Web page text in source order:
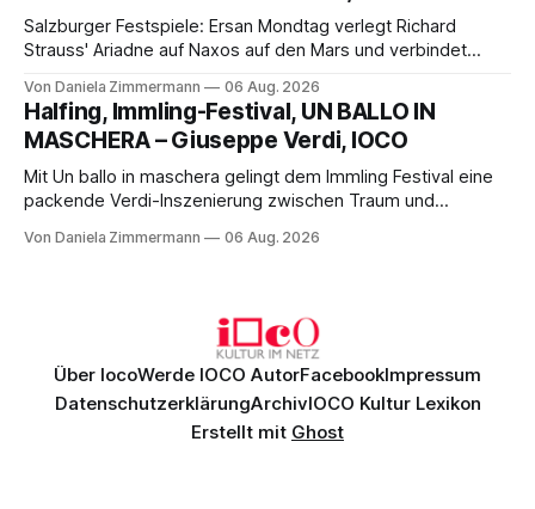
Salzburger Festspiele: Ersan Mondtag verlegt Richard
Strauss' Ariadne auf Naxos auf den Mars und verbindet
Aufführung mit starken Solisten und den Wiener
Philharmonikern, szenisch bleibt der zweite Akt jedoch
hinter den Erwartungen zurück.
Von Daniela Zimmermann 06 Aug. 2026
Halfing, Immling-Festival, UN BALLO IN
MASCHERA – Giuseppe Verdi, IOCO
Mit Un ballo in maschera gelingt dem Immling Festival eine
packende Verdi-Inszenierung zwischen Traum und
psychologische Tiefe mit starken Bildern, getragen von
Von Daniela Zimmermann 06 Aug. 2026
Über IocoWerde IOCO AutorFacebookImpressum
DatenschutzerklärungArchivIOCO Kultur Lexikon
Erstellt mit Ghost